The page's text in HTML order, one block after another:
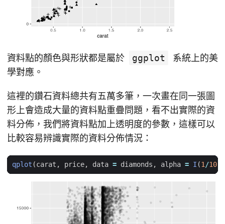
資料點的顏色與形狀都是屬於 ggplot
系統上的美
學對應。
這裡的鑽石資料總共有五萬多筆，一次畫在同一張圖
形上會造成大量的資料點重疊問題，看不出實際的資
料分佈，我們將資料點加上透明度的參數，這樣可以
比較容易辨識實際的資料分佈情況：
qplot (carat , price, data = diamonds , alpha = I (1/10